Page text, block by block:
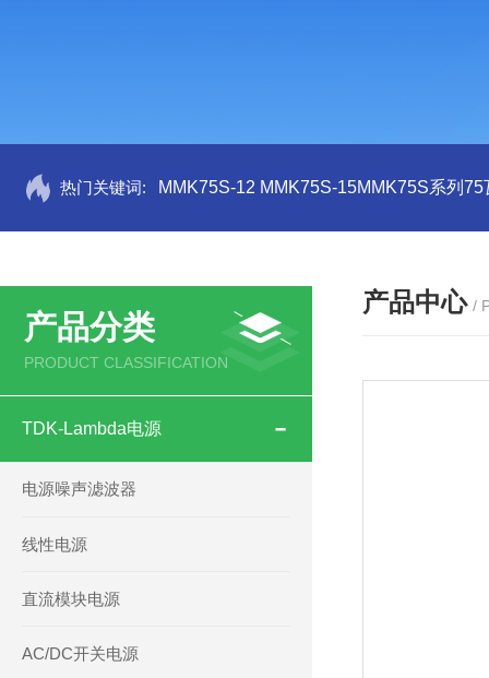
热门关键词: MMK75S-12 MMK75S-15MMK75S系列
产品分类
PRODUCT CLASSIFICATION
TDK-Lambda电源
电源噪声滤波器
线性电源
直流模块电源
AC/DC开关电源
产品中心 /